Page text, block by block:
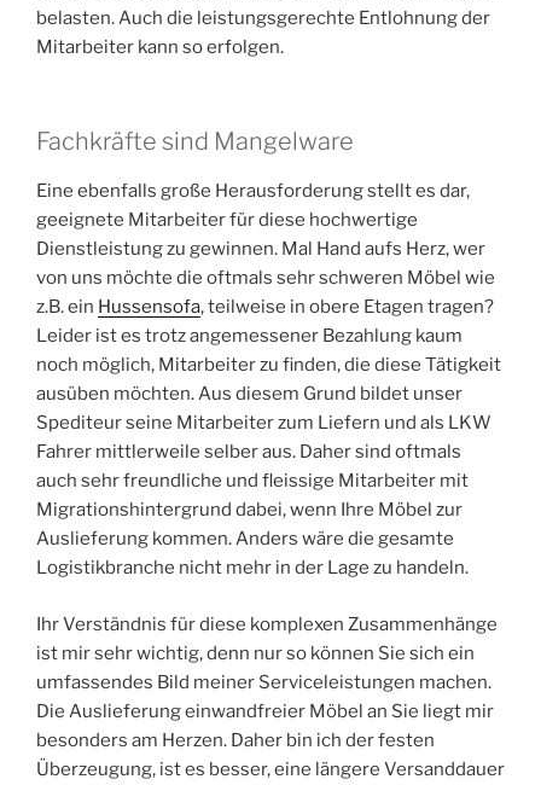
belasten. Auch die leistungsgerechte Entlohnung der
Mitarbeiter kann so erfolgen.
Fachkräfte sind Mangelware
Eine ebenfalls große Herausforderung stellt es dar,
geeignete Mitarbeiter für diese hochwertige
Dienstleistung zu gewinnen. Mal Hand aufs Herz, wer
von uns möchte die oftmals sehr schweren Möbel wie
z.B. ein Hussensofa, teilweise in obere Etagen tragen?
Leider ist es trotz angemessener Bezahlung kaum
noch möglich, Mitarbeiter zu finden, die diese Tätigkeit
ausüben möchten. Aus diesem Grund bildet unser
Spediteur seine Mitarbeiter zum Liefern und als LKW
Fahrer mittlerweile selber aus. Daher sind oftmals
auch sehr freundliche und fleissige Mitarbeiter mit
Migrationshintergrund dabei, wenn Ihre Möbel zur
Auslieferung kommen. Anders wäre die gesamte
Logistikbranche nicht mehr in der Lage zu handeln.
Ihr Verständnis für diese komplexen Zusammenhänge
ist mir sehr wichtig, denn nur so können Sie sich ein
umfassendes Bild meiner Serviceleistungen machen.
Die Auslieferung einwandfreier Möbel an Sie liegt mir
besonders am Herzen. Daher bin ich der festen
Überzeugung, ist es besser, eine längere Versanddauer